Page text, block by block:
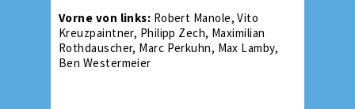
Vorne von links: Robert Manole, Vito
Kreuzpaintner, Philipp Zech, Maximilian
Rothdauscher, Marc Perkuhn, Max Lamby,
Ben Westermeier